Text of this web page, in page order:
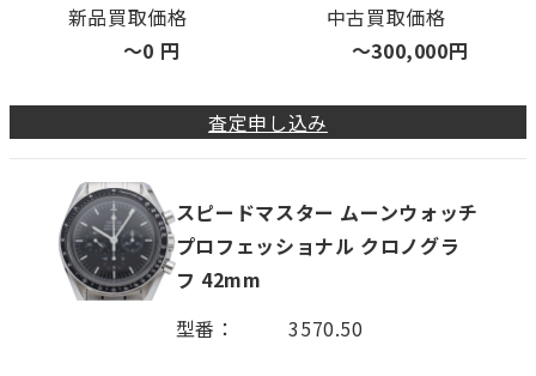
新品買取価格
〜0 円
中古買取価格
〜300,000円
査定申し込み
スピードマスター ムーンウォッチ
プロフェッショナル クロノグラ
フ 42mm
型番
3570.50